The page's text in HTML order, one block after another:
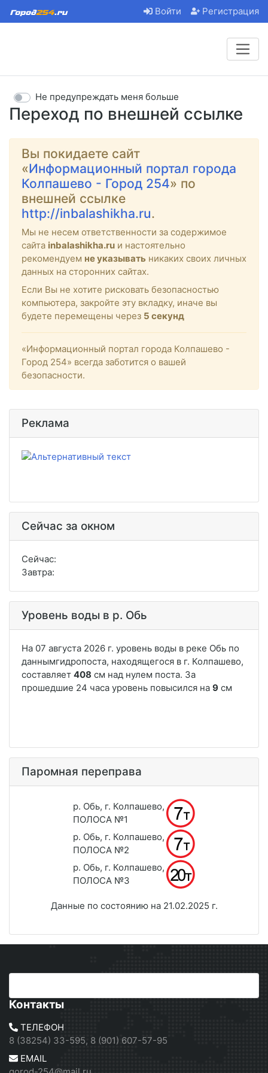
Войти Регистрация
Переход по внешней ссылке
Не предупреждать меня больше
Вы покидаете сайт
«Информационный портал города
Колпашево - Город 254» по
внешней ссылке
http://inbalashikha.ru.
Мы не несем ответственности за содержимое
сайта inbalashikha.ru и настоятельно
рекомендуем не указывать никаких своих личных
данных на сторонних сайтах.
Если Вы не хотите рисковать безопасностью
компьютера, закройте эту вкладку, иначе вы
будете перемещены через 5 секунд
«Информационный портал города Колпашево -
Город 254» всегда заботится о вашей
безопасности.
Реклама
Сейчас за окном
Сейчас:
Завтра:
Уровень воды в р. Обь
Паромная переправа
р. Обь, г. Колпашево,
ПОЛОСА №1
р. Обь, г. Колпашево,
ПОЛОСА №2
р. Обь, г. Колпашево,
ПОЛОСА №3
Данные по состоянию на 21.02.2025 г.
Контакты
ТЕЛЕФОН
8 (38254) 33-595, 8 (901) 607-57-95
EMAIL